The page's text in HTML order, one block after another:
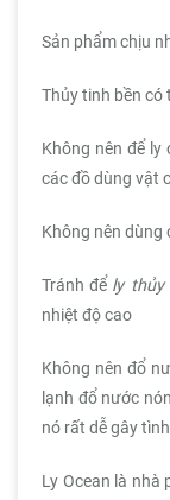
Sản phẩm chịu
Thủy tinh bền có
Không nên để
các đồ dùng vật
Không nên
Tránh để ly
nhiệt độ cao
Không nên đổ
lạnh đổ nước
nó rất dễ gây
Ly Ocean là nhà